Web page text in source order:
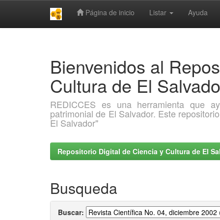
Página de inicio Listar Ayuda
Bienvenidos al
Cultura de El
REDICCES es una herramienta que
patrimonial de El Salvador. Este
El Salvador"
Repositorio Digital de Ciencia y Cultura de El
Busqueda
Buscar: